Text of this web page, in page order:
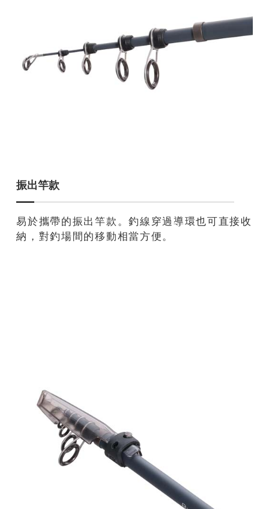
振出竿款
易於攜帶的振出竿款。釣線穿過導環也可直接收
納，對釣場間的移動相當方便。